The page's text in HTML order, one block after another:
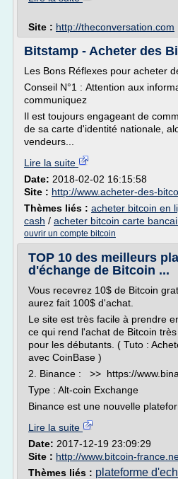
Site : http://theconversation.com
Bitstamp - Acheter des
Les Bons Réflexes pour acheter
Conseil N°1 : Attention aux
communiquez
Il est toujours engageant de
de sa carte d'identité nationale,
vendeurs...
Lire la suite
Date: 2018-02-02 16:15:58
Site : http://www.acheter-des-
Thèmes liés : acheter bitcoin en
cash / acheter bitcoin carte
ouvrir un compte bitcoin
TOP 10 des meilleurs
d'échange de Bitcoin ...
Vous recevrez 10$ de Bitcoin
aurez fait 100$ d'achat.
Le site est très facile à prendre
ce qui rend l'achat de Bitcoin
pour les débutants. ( Tuto :
avec CoinBase )
2. Binance : >> https://
Type : Alt-coin Exchange
Binance est une nouvelle
Lire la suite
Date: 2017-12-19 23:09:29
Site : http://www.bitcoin-
Thèmes liés : plateforme